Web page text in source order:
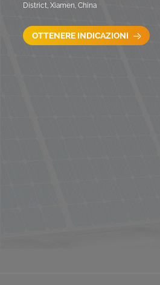
Montaggio solare
piani
VISUALIZZA DETTAGLI
District, Xiamen, China
OTTENERE INDICAZIONI